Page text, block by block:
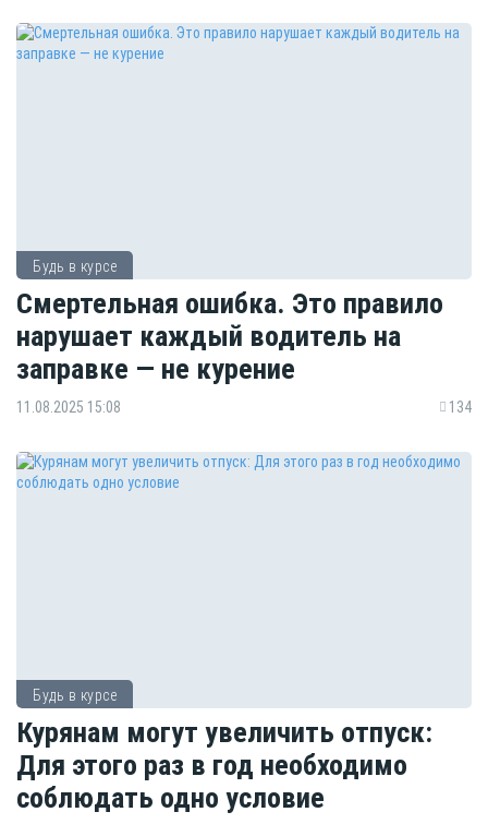
Будь в курсе
Смертельная ошибка. Это правило
нарушает каждый водитель на
заправке — не курение
11.08.2025 15:08 134
Будь в курсе
Курянам могут увеличить отпуск:
Для этого раз в год необходимо
соблюдать одно условие